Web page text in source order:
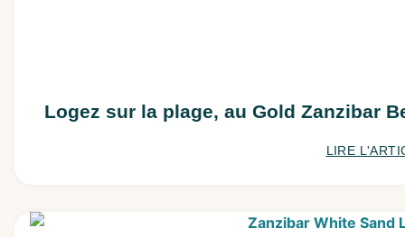
Logez sur la plage, au Gold Zanzibar
LIRE